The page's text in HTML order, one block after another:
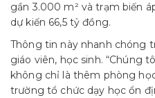
gần 3.000 m² và trạm biến
dự kiến 66,5 tỷ đồng.
Thông tin này nhanh chóng
giáo viên, học sinh. “Chúng
không chỉ là thêm phòng
trường tổ chức dạy học ổn